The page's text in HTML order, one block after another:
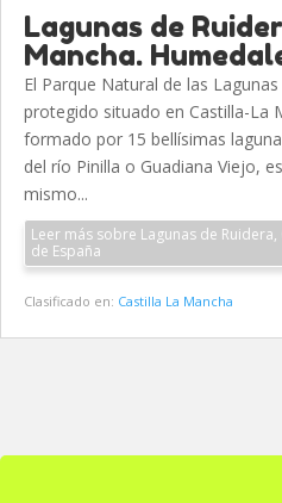
Lagunas de
Mancha.
El Parque Natural de las
protegido situado en Castilla-La
formado por 15 bellísimas
del río Pinilla o Guadiana Viejo,
mismo...
Leer más sobre Lagunas de
de España
Clasificado en: Castilla La Mancha